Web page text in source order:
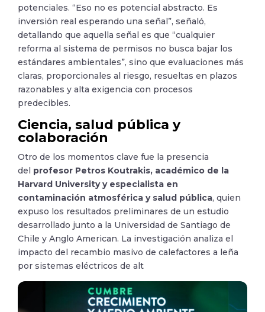
potenciales. “Eso no es potencial abstracto. Es
inversión real esperando una señal”, señaló,
detallando que aquella señal es que “cualquier
reforma al sistema de permisos no busca bajar los
estándares ambientales”, sino que evaluaciones más
claras, proporcionales al riesgo, resueltas en plazos
razonables y alta exigencia con procesos
predecibles.
Ciencia, salud pública y
colaboración
Otro de los momentos clave fue la presencia
del profesor Petros Koutrakis, académico de la
Harvard University y especialista en
contaminación atmosférica y salud pública, quien
expuso los resultados preliminares de un estudio
desarrollado junto a la Universidad de Santiago de
Chile y Anglo American. La investigación analiza el
impacto del recambio masivo de calefactores a leña
por sistemas eléctricos de alt